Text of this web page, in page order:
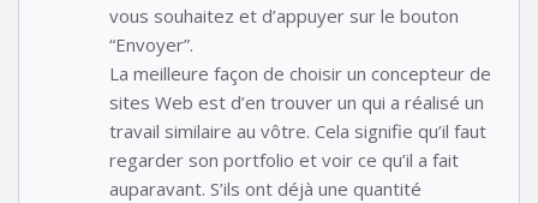
vous souhaitez et d’appuyer sur le bouton
“Envoyer”.
La meilleure façon de choisir un concepteur de
sites Web est d’en trouver un qui a réalisé un
travail similaire au vôtre. Cela signifie qu’il faut
regarder son portfolio et voir ce qu’il a fait
auparavant. S’ils ont déjà une quantité